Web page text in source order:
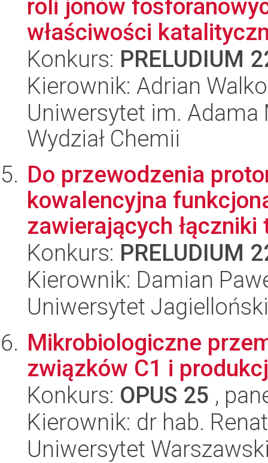
roli jonów
właściwości
Konkurs: PRELUDIUM
Kierownik: Adrian
Uniwersytet im.
Wydział Chemii
Do przewodzenia
kowalencyjna
zawierających
Konkurs: PRELUDIUM
Kierownik: Damian
Uniwersytet
Mikrobiologiczne
związków C1 i
Konkurs: OPUS 25 ,
Kierownik: dr hab.
Uniwersytet